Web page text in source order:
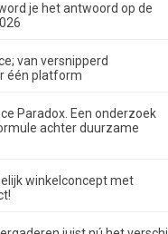
je het antwoord op de
van versnipperd
één platform
Paradox. Een onderzoek
achter duurzame
winkelconcept met